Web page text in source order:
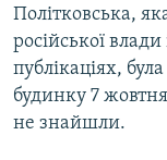
Політковська,
російської
публікаціях,
будинку 7
не знайшли.